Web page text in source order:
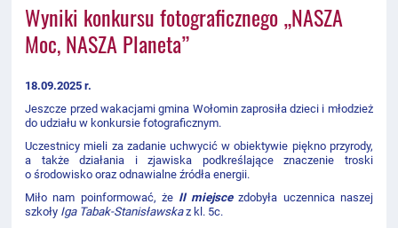
Wyniki konkursu fotograficznego „NASZA
Moc, NASZA Planeta”
18.09.2025 r.
Jeszcze przed wakacjami gmina Wołomin zaprosiła dzieci i młodzież
do udziału w konkursie fotograficznym.
Uczestnicy mieli za zadanie uchwycić w obiektywie piękno przyrody,
a także działania i zjawiska podkreślające znaczenie troski
o środowisko oraz odnawialne źródła energii.
Miło nam poinformować, że II miejsce zdobyła uczennica naszej
szkoły Iga Tabak-Stanisławskaz kl. 5c.